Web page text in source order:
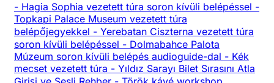
- Hagia Sophia vezetett túra soron kívüli belépéssel -
Topkapi Palace Museum vezetett túra
belépőjegyekkel - Yerebatan Ciszterna vezetett túra
soron kívüli belépéssel - Dolmabahce Palota
Múzeum soron kívüli belépés audioguide-dal - Kék
mecset vezetett túra - Yıldız Sarayı Bilet Sırasını Atla